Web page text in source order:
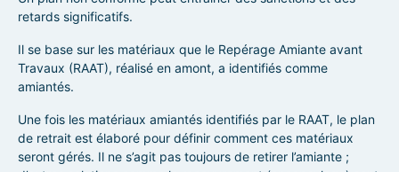
retards significatifs.
Il se base sur les matériaux que le Repérage Amiante avant
Travaux (RAAT), réalisé en amont, a identifiés comme
amiantés.
Une fois les matériaux amiantés identifiés par le RAAT, le plan
de retrait est élaboré pour définir comment ces matériaux
seront gérés. Il ne s’agit pas toujours de retirer l’amiante ;